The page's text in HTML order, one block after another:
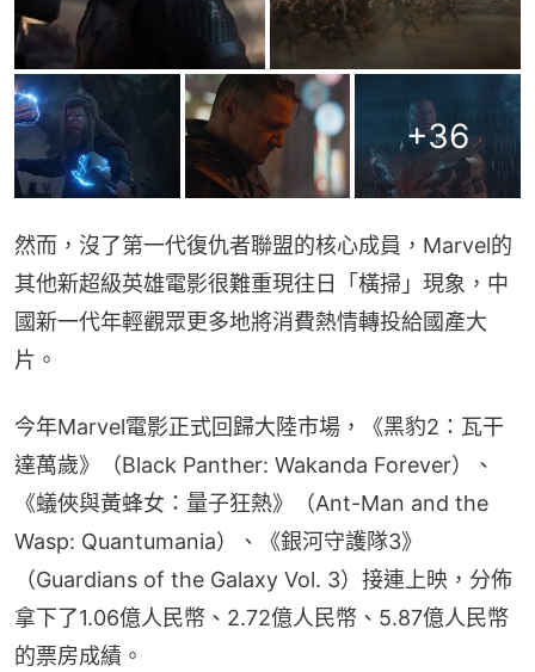
+36
然而，沒了第一代復仇者聯盟的核心成員，Marvel的
其他新超級英雄電影很難重現往日「橫掃」現象，中
國新一代年輕觀眾更多地將消費熱情轉投給國產大
片。
今年Marvel電影正式回歸大陸市場，《黑豹2：瓦干
達萬歲》（Black Panther: Wakanda Forever）、
《蟻俠與黃蜂女：量子狂熱》（Ant-Man and the
Wasp: Quantumania）、《銀河守護隊3》
（Guardians of the Galaxy Vol. 3）接連上映，分佈
拿下了1.06億人民幣、2.72億人民幣、5.87億人民幣
的票房成績。